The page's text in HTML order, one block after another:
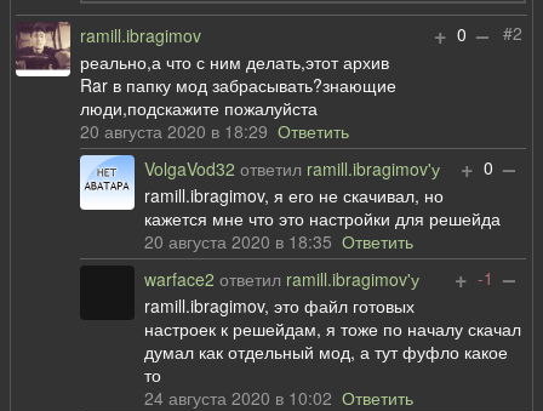
#2
+ 0 –
ramill.ibragimov
реально,а что с ним делать,этот архив
Rar в папку мод забрасывать?знающие
люди,подскажите пожалуйста
20 августа 2020 в 18:29Ответить
+ 0 –
VolgaVod32 ответил ramill.ibragimov'у
ramill.ibragimov, я его не скачивал, но
кажется мне что это настройки для решейда
20 августа 2020 в 18:35Ответить
+ -1 –
warface2 ответил ramill.ibragimov'у
ramill.ibragimov, это файл готовых
настроек к решейдам, я тоже по началу скачал
думал как отдельный мод, а тут фуфло какое
то
24 августа 2020 в 10:02Ответить